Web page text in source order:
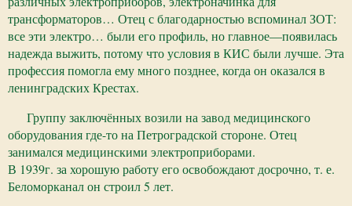
трансформаторов… Отец с благодарностью вспоминал ЗОТ:
все эти электро… были его профиль, но главное—появилась
надежда выжить, потому что условия в КИС были лучше. Эта
профессия помогла ему много позднее, когда он оказался в
ленинградских Крестах.
Группу заключённых возили на завод медицинского
оборудования где-то на Петроградской стороне. Отец
занимался медицинскими электроприборами.
В 1939г. за хорошую работу его освобождают досрочно, т. е.
Беломорканал он строил 5 лет.